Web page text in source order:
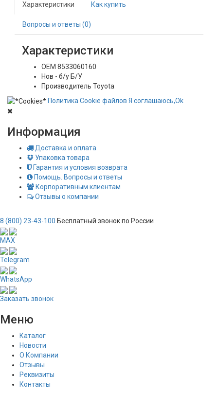
Характеристики Как купить
Вопросы и ответы (0)
Характеристики
OEM 8533060160
Нов - б/у Б/У
Производитель Toyota
Политика Сookie файлов Я соглашаюсь,Ok
Информация
Доставка и оплата
Упаковка товара
Гарантия и условия возврата
Помощь. Вопросы и ответы
Корпоративным клиентам
Отзывы о компании
8 (800) 23-43-100 Бесплатный звонок по России
MAX
Telegram
WhatsApp
Заказать звонок
Меню
Каталог
Новости
О Компании
Отзывы
Реквизиты
Контакты